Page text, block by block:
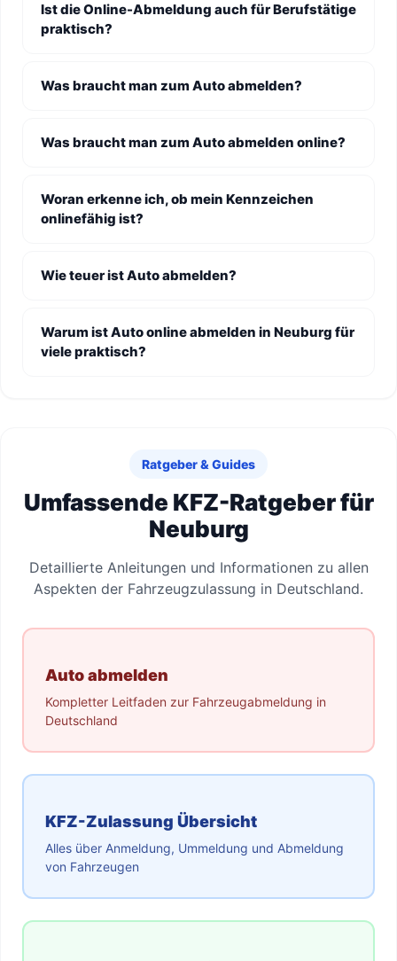
Ist die Online-Abmeldung auch für Berufstätige
praktisch?
Was braucht man zum Auto abmelden?
Was braucht man zum Auto abmelden online?
Woran erkenne ich, ob mein Kennzeichen
onlinefähig ist?
Wie teuer ist Auto abmelden?
Warum ist Auto online abmelden in Neuburg für
viele praktisch?
Ratgeber & Guides
Umfassende KFZ-Ratgeber für
Neuburg
Detaillierte Anleitungen und Informationen zu allen
Aspekten der Fahrzeugzulassung in Deutschland.
Auto abmelden
Kompletter Leitfaden zur Fahrzeugabmeldung in
Deutschland
KFZ-Zulassung Übersicht
Alles über Anmeldung, Ummeldung und Abmeldung
von Fahrzeugen